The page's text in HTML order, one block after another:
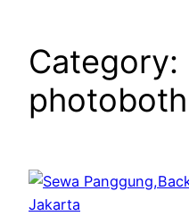
Category:
photoboth